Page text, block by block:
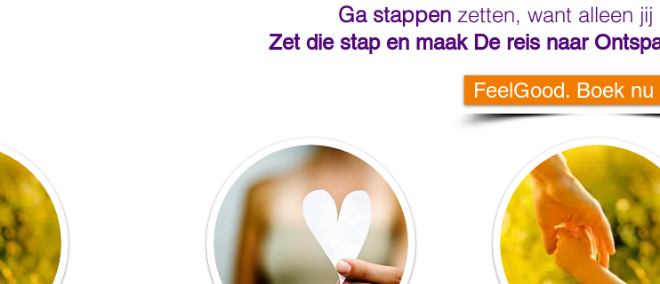
Ga stappen zetten, want alleen
Zet die stap en maak De reis naar
FeelGood. Boek nu